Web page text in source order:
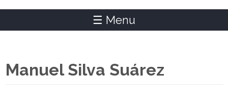
☰ Menu
Manuel Silva Suárez